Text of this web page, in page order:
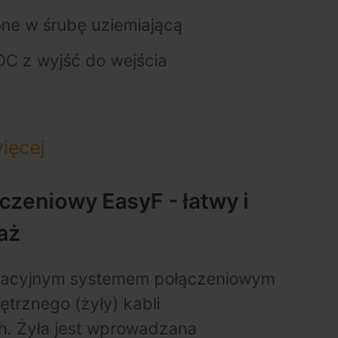
w śrubę uziemiającą
z wyjść do wejścia
EasyF - łatwy i
systemem połączeniowym
(żyły) kabli
Żyła jest wprowadzana